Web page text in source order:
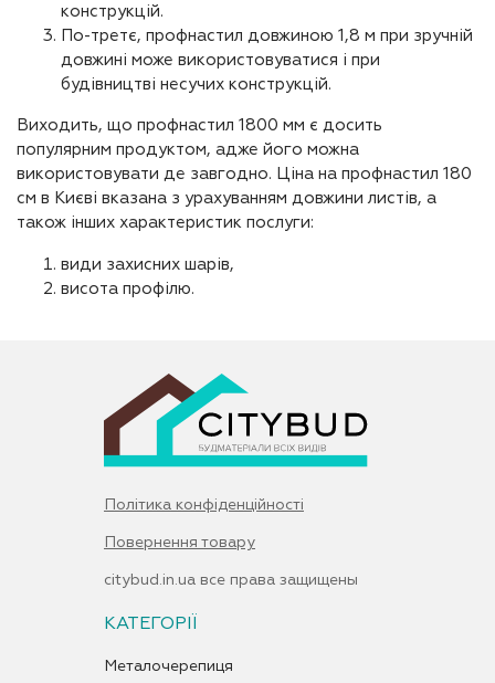
конструкцій.
По-третє, профнастил довжиною 1,8 м при зручній
довжині може використовуватися і при
будівництві несучих конструкцій.
Виходить, що профнастил 1800 мм є досить
популярним продуктом, адже його можна
використовувати де завгодно. Ціна на профнастил 180
см в Києві вказана з урахуванням довжини листів, а
також інших характеристик послуги:
види захисних шарів,
висота профілю.
Політика конфіденційності
Повернення товару
citybud.in.ua все права защищены
КАТЕГОРІЇ
Металочерепиця